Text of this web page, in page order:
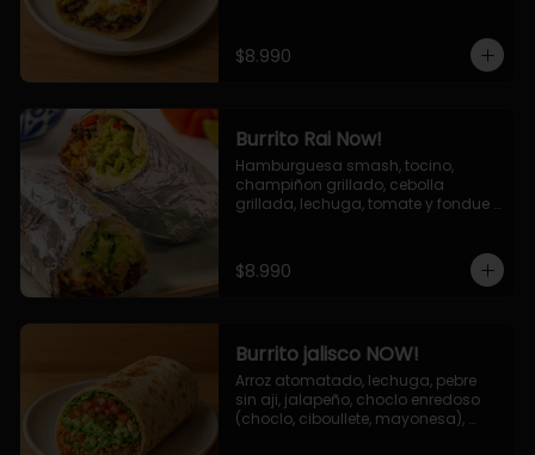
$8.990
Burrito Rai Now!
Hamburguesa smash, tocino,
champiñon grillado, cebolla
grillada, lechuga, tomate y fondue
$8.990
Burrito jalisco NOW!
Arroz atomatado, lechuga, pebre
sin aji, jalapeño, choclo enredoso
(choclo, ciboullete, mayonesa),